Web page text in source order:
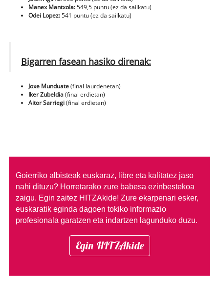
Manex Mantxola:549,5 puntu (ez da sailkatu)
Odei Lopez:541 puntu (ez da sailkatu)
Bigarren fasean hasiko direnak:
Joxe Munduate(final laurdenetan)
Iker Zubeldia(final erdietan)
Aitor Sarriegi(final erdietan)
Goierriko albisteak euskaraz, libre eta kalitatez jaso
nahi dituzu? Horretarako zure babesa ezinbestekoa
zaigu. Egin zaitez HITZAkide! Zure ekarpenari esker,
euskaratik eginda dagoen tokiko informazio
profesionala garatzen eta indartzen lagunduko duzu.
Egin HITZAkide